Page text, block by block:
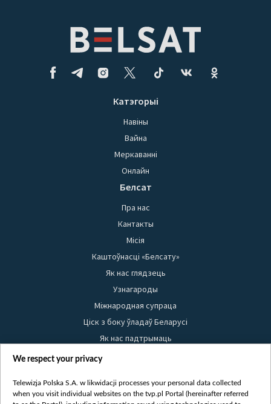
Катэгорыі
Навіны
Вайна
Меркаванні
Онлайн
Белсат
Пра нас
Кантакты
Місія
Каштоўнасці «Белсату»
Як нас глядзець
Узнагароды
Міжнародная супраца
Ціск з боку ўладаў Беларусі
Як нас падтрымаць
Правілы выкарыстання матэрыялаў
Бяспека
We respect your privacy
Telewizja Polska S.A. w likwidacji processes your personal data collected
when you visit individual websites on the tvp.pl Portal (hereinafter referred